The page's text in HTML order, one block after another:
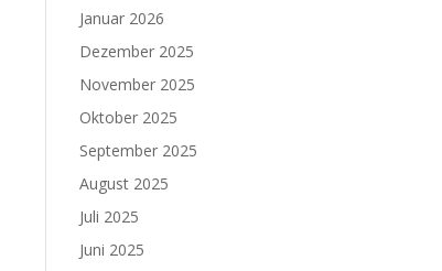
Januar 2026
Dezember 2025
November 2025
Oktober 2025
September 2025
August 2025
Juli 2025
Juni 2025